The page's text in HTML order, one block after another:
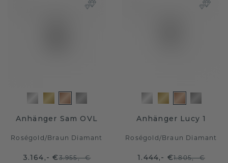
Anhänger Sam OVL
Roségold/Braun Diamant
3.164,- €3.955,- €
Anhänger Lucy 1
Roségold/Braun Diamant
1.444,- €1.805,- €